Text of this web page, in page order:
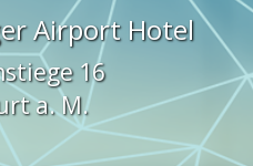
Airport Hotel
16
a. M.